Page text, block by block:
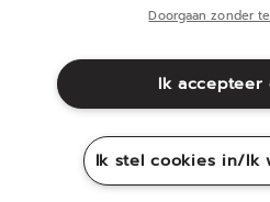
(nederlands)
Juridische informatie
Sitemap
Doorgaan zonder
Ik accepteer
Ik stel cookies in/Ik